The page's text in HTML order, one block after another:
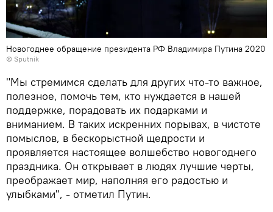
Новогоднее обращение президента РФ Владимира Путина 2020
© Sputnik
"Мы стремимся сделать для других что-то важное,
полезное, помочь тем, кто нуждается в нашей
поддержке, порадовать их подарками и
вниманием. В таких искренних порывах, в чистоте
помыслов, в бескорыстной щедрости и
проявляется настоящее волшебство новогоднего
праздника. Он открывает в людях лучшие черты,
преображает мир, наполняя его радостью и
улыбками", - отметил Путин.